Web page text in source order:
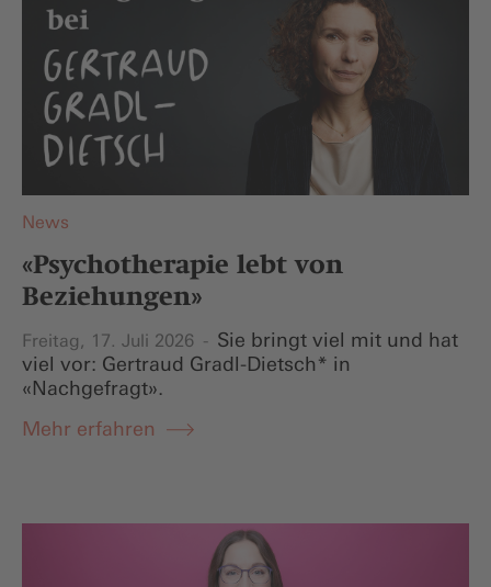
News
«Psychotherapie lebt von
Beziehungen»
Freitag, 17. Juli 2026
Sie bringt viel mit und hat
viel vor: Gertraud Gradl-Dietsch* in
«Nachgefragt».
Mehr erfahren